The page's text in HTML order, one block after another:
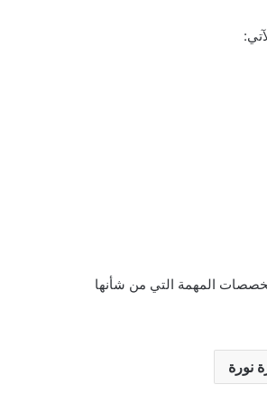
المهمة التي من شأنها
نورة